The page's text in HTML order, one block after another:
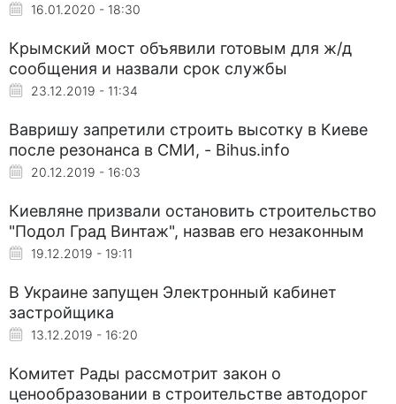
16.01.2020 - 18:30
Крымский мост объявили готовым для ж/д
сообщения и назвали срок службы
23.12.2019 - 11:34
Вавришу запретили строить высотку в Киеве
после резонанса в СМИ, - Bihus.info
20.12.2019 - 16:03
Киевляне призвали остановить строительство
"Подол Град Винтаж", назвав его незаконным
19.12.2019 - 19:11
В Украине запущен Электронный кабинет
застройщика
13.12.2019 - 16:20
Комитет Рады рассмотрит закон о
ценообразовании в строительстве автодорог